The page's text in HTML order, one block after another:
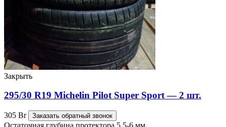
Закрыть
295/30 R19 Michelin Pilot Super Sport — 2 шт.
305 Br Заказать обратный звонок